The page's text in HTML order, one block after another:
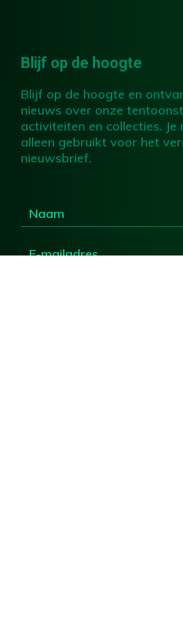
Blijf op de hoogte
Blijf op de hoogte en
nieuws over onze
activiteiten en collecties.
alleen gebruikt voor het
nieuwsbrief.